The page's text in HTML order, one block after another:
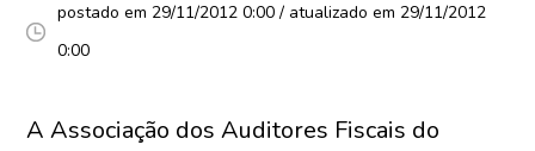
postado em 29/11/2012 0:00 / atualizado em 29/11/2012
0:00
A Associação dos Auditores Fiscais do